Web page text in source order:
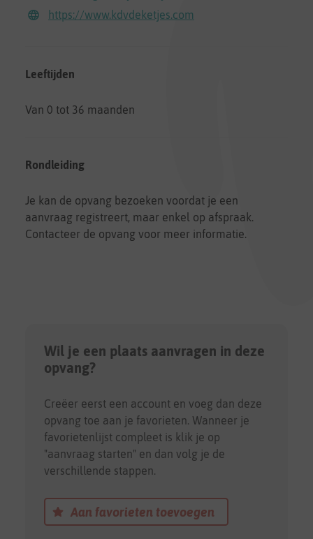
https://www.kdvdeketjes.com
Leeftijden
Van 0 tot 36 maanden
Rondleiding
Je kan de opvang bezoeken voordat je een
aanvraag registreert, maar enkel op afspraak.
Contacteer de opvang voor meer informatie.
Wil je een plaats aanvragen in deze
opvang?
Creëer eerst een account en voeg dan deze
opvang toe aan je favorieten. Wanneer je
favorietenlijst compleet is klik je op
"aanvraag starten" en dan volg je de
verschillende stappen.
Aan favorieten toevoegen